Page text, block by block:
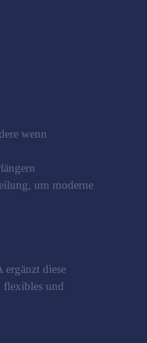
wenn
um moderne
ergänzt diese
flexibles und